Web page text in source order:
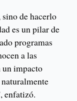
sino de hacerlo
es un pilar de
programas
a las
un impacto
enfatizó.